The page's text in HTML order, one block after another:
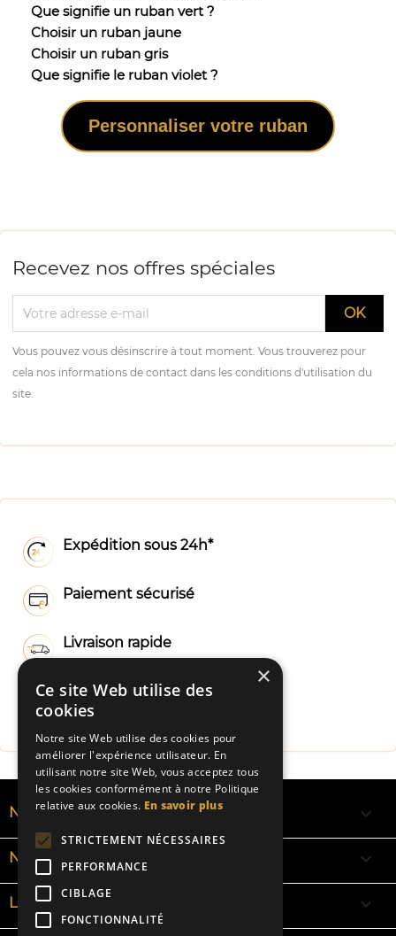
Que signifie un ruban vert ?
Choisir un ruban jaune
Choisir un ruban gris
Que signifie le ruban violet ?
Personnaliser votre ruban
Recevez nos offres spéciales
Vous pouvez vous désinscrire à tout moment. Vous trouverez pour
cela nos informations de contact dans les conditions d'utilisation du
site.
Expédition sous 24h*
Paiement sécurisé
Livraison rapide
Fabrication Française
NOS RUBANS 
NOS BRACELETS 
LA SIGNIFICATION DES COULEURS 
×
Ce site Web utilise des
cookies
Notre site Web utilise des cookies pour
améliorer l'expérience utilisateur. En
utilisant notre site Web, vous acceptez tous
les cookies conformément à notre Politique
relative aux cookies. En savoir plus
STRICTEMENT NÉCESSAIRES
PERFORMANCE
CIBLAGE
FONCTIONNALITÉ